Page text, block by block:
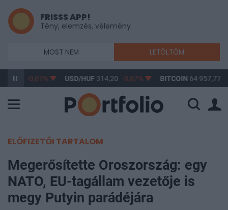
FRISSS APP!
Tény, elemzés, vélemény
MOST NEM LETÖLTÖM
-0,61% USD/HUF314,20 -0,87% BITCOIN 64 957,77
ELŐFIZETŐI TARTALOM
Megerősítette Oroszország: egy
NATO, EU-tagállam vezetője is
megy Putyin parádéjára